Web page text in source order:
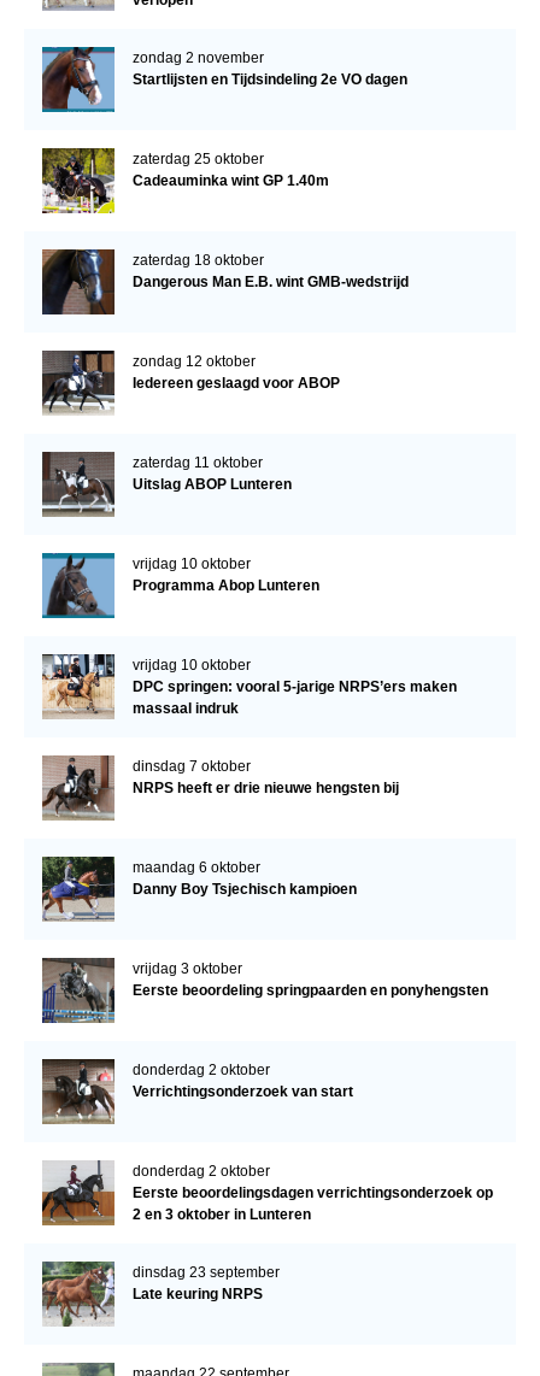
zondag 2 november
Startlijsten en Tijdsindeling 2e VO dagen
zaterdag 25 oktober
Cadeauminka wint GP 1.40m
zaterdag 18 oktober
Dangerous Man E.B. wint GMB-wedstrijd
zondag 12 oktober
Iedereen geslaagd voor ABOP
zaterdag 11 oktober
Uitslag ABOP Lunteren
vrijdag 10 oktober
Programma Abop Lunteren
vrijdag 10 oktober
DPC springen: vooral 5-jarige NRPS’ers maken
massaal indruk
dinsdag 7 oktober
NRPS heeft er drie nieuwe hengsten bij
maandag 6 oktober
Danny Boy Tsjechisch kampioen
vrijdag 3 oktober
Eerste beoordeling springpaarden en ponyhengsten
donderdag 2 oktober
Verrichtingsonderzoek van start
donderdag 2 oktober
Eerste beoordelingsdagen verrichtingsonderzoek op
2 en 3 oktober in Lunteren
dinsdag 23 september
Late keuring NRPS